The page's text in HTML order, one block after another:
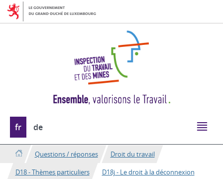
Aller
Aller
au
Changer
de
langue
fr de
Questions / réponses
Droit du travail
D18 - Thèmes particuliers
D18j - Le droit à la déconnexion